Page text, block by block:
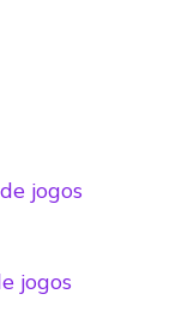
jogos
jogos